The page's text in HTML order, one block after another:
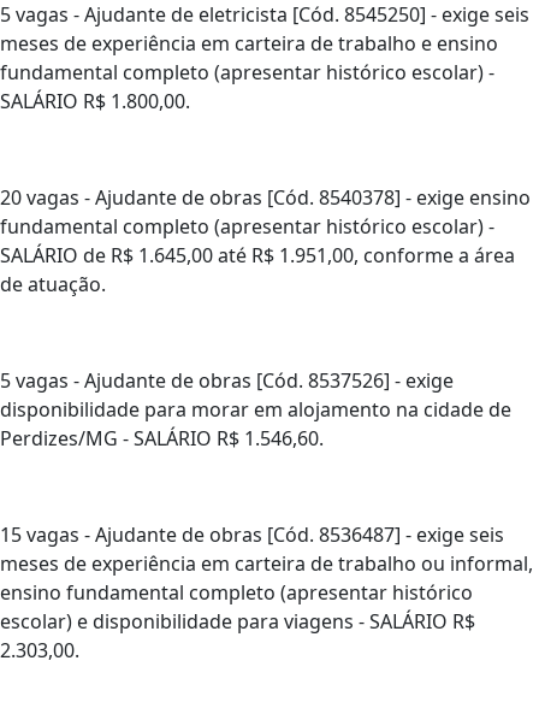
5 vagas - Ajudante de eletricista [Cód. 8545250] - exige seis
meses de experiência em carteira de trabalho e ensino
fundamental completo (apresentar histórico escolar) -
SALÁRIO R$ 1.800,00.
20 vagas - Ajudante de obras [Cód. 8540378] - exige ensino
fundamental completo (apresentar histórico escolar) -
SALÁRIO de R$ 1.645,00 até R$ 1.951,00, conforme a área
de atuação.
5 vagas - Ajudante de obras [Cód. 8537526] - exige
disponibilidade para morar em alojamento na cidade de
Perdizes/MG - SALÁRIO R$ 1.546,60.
15 vagas - Ajudante de obras [Cód. 8536487] - exige seis
meses de experiência em carteira de trabalho ou informal,
ensino fundamental completo (apresentar histórico
escolar) e disponibilidade para viagens - SALÁRIO R$
2.303,00.